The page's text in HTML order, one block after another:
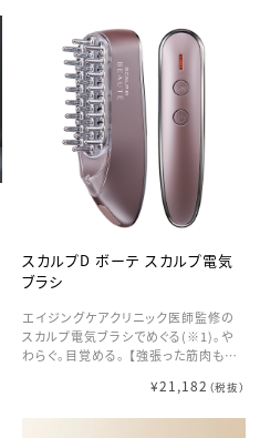
スカルプD ボーテ スカルプ電気
ブラシ
エイジングケアクリニック医師監修の
スカルプ電気ブラシでめぐる(※1)。や
わらぐ。目覚める。 【強張った筋肉もEM
肉の深部に作用する高周波を採用。 普
¥21,182 （税抜）